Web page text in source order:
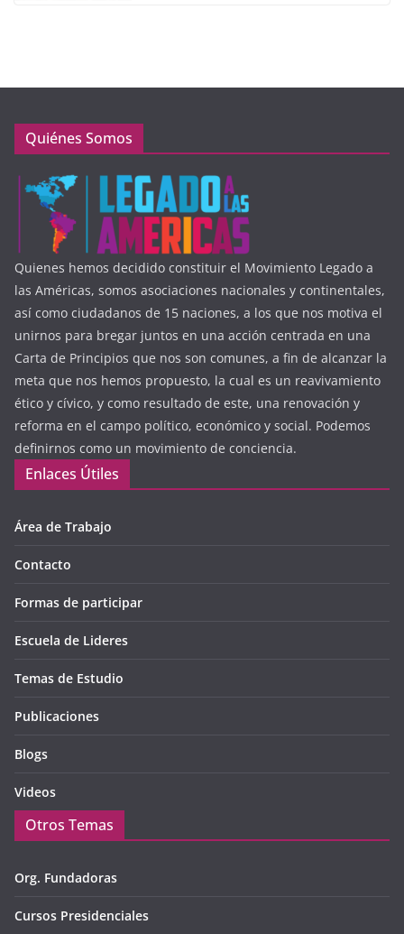
Quiénes Somos
Quienes hemos decidido constituir el Movimiento Legado a
las Américas, somos asociaciones nacionales y continentales,
así como ciudadanos de 15 naciones, a los que nos motiva el
unirnos para bregar juntos en una acción centrada en una
Carta de Principios que nos son comunes, a fin de alcanzar la
meta que nos hemos propuesto, la cual es un reavivamiento
ético y cívico, y como resultado de este, una renovación y
reforma en el campo político, económico y social. Podemos
definirnos como un movimiento de conciencia.
Enlaces Útiles
Área de Trabajo
Contacto
Formas de participar
Escuela de Lideres
Temas de Estudio
Publicaciones
Blogs
Videos
Otros Temas
Org. Fundadoras
Cursos Presidenciales